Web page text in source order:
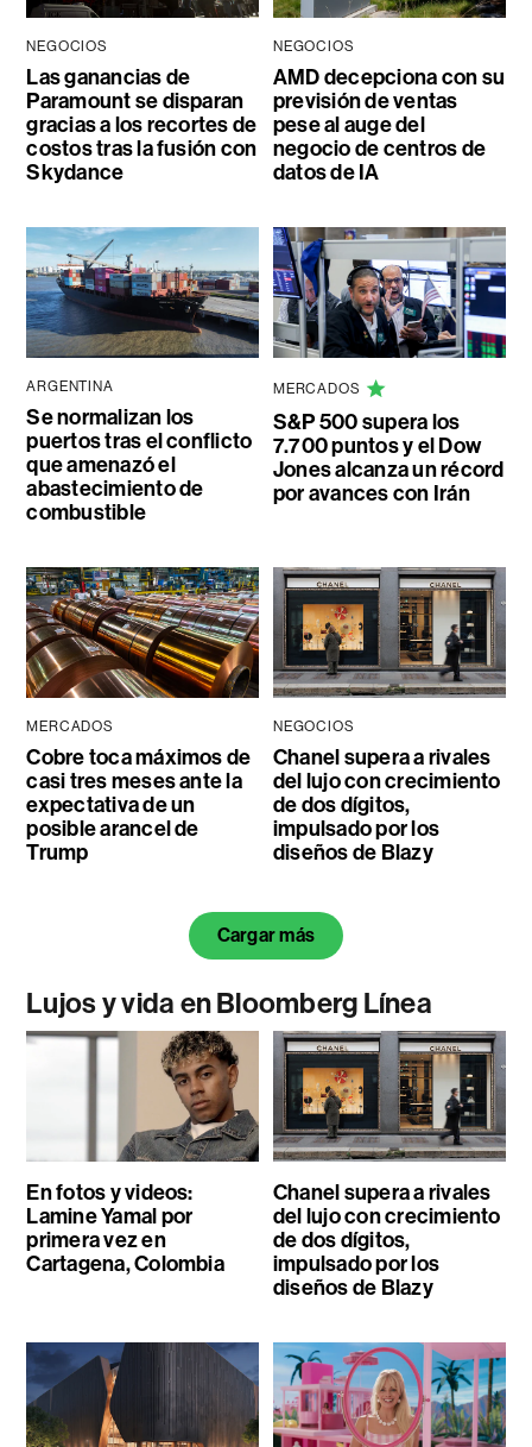
NEGOCIOS
Las ganancias de
Paramount se disparan
gracias a los recortes de
costos tras la fusión con
Skydance
NEGOCIOS
AMD decepciona con su
previsión de ventas
pese al auge del
negocio de centros de
datos de IA
ARGENTINA
Se normalizan los
puertos tras el conflicto
que amenazó el
abastecimiento de
combustible
MERCADOS
S&P 500 supera los
7.700 puntos y el Dow
Jones alcanza un récord
por avances con Irán
MERCADOS
Cobre toca máximos de
casi tres meses ante la
expectativa de un
posible arancel de
Trump
NEGOCIOS
Chanel supera a rivales
del lujo con crecimiento
de dos dígitos,
impulsado por los
diseños de Blazy
Cargar más
Lujos y vida en Bloomberg Línea
En fotos y videos:
Lamine Yamal por
primera vez en
Cartagena, Colombia
Chanel supera a rivales
del lujo con crecimiento
de dos dígitos,
impulsado por los
diseños de Blazy